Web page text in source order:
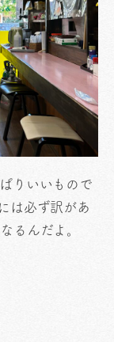
りいいもので
は必ず訳があ
るんだよ。